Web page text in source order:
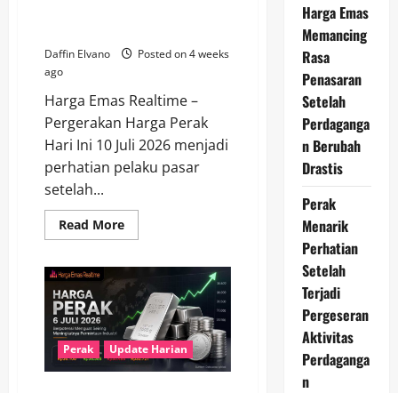
Daffin Elvano
Posted on 4 weeks
ago
Harga Emas Realtime –
Pergerakan Harga Perak
Hari Ini 10 Juli 2026 menjadi
perhatian pelaku pasar
setelah...
Read MoreRead
more
Hari
Ini
10
Juli
2026
Bergerak
Stabil
di
Perak Update Harian
Harga Emas
Memancing
Rasa
Penasaran
Setelah
Perdaganga
n Berubah
Drastis
Perak
Menarik
Perhatian
Setelah
Terjadi
Pergeseran
Aktivitas
Perdaganga
n